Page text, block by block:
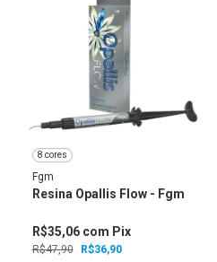
8 cores
Fgm
Resina Opallis Flow - Fgm
R$47,90 R$36,90
R$35,06 com Pix